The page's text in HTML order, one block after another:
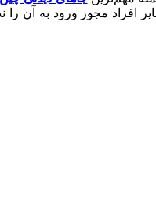
مجوز ورود به آن را